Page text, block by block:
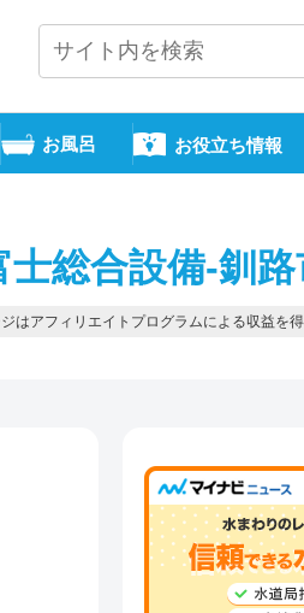
お風呂 お役立ち情報
総合設備-釧路
はアフィリエイトプログラムによる収益を得